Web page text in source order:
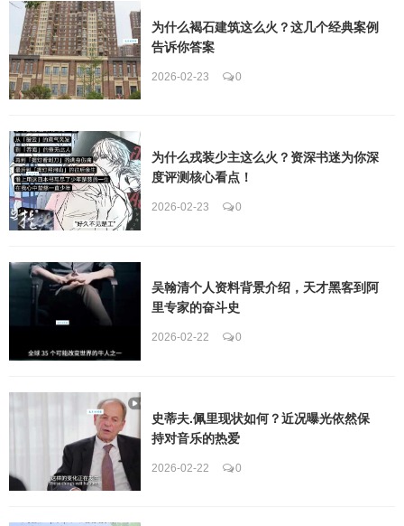
为什么褐石建筑这么火？这几个经典案例
告诉你答案
2026-02-23 0
为什么戎装少主这么火？资深书迷为你深
度评测核心看点！
2026-02-23 0
吴翰清个人资料背景介绍，天才黑客到阿
里专家的奋斗史
2026-02-22 0
史蒂夫.佩里现状如何？近况曝光依然保
持对音乐的热爱
2026-02-22 0